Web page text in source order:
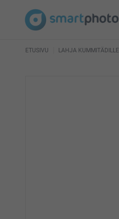
ETUSIVU LAHJA KUMMITÄDILLE